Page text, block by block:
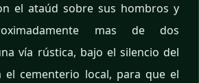
el ataúd sobre sus hombros y
mas de dos
vía rústica, bajo el silencio del
el cementerio local, para que el